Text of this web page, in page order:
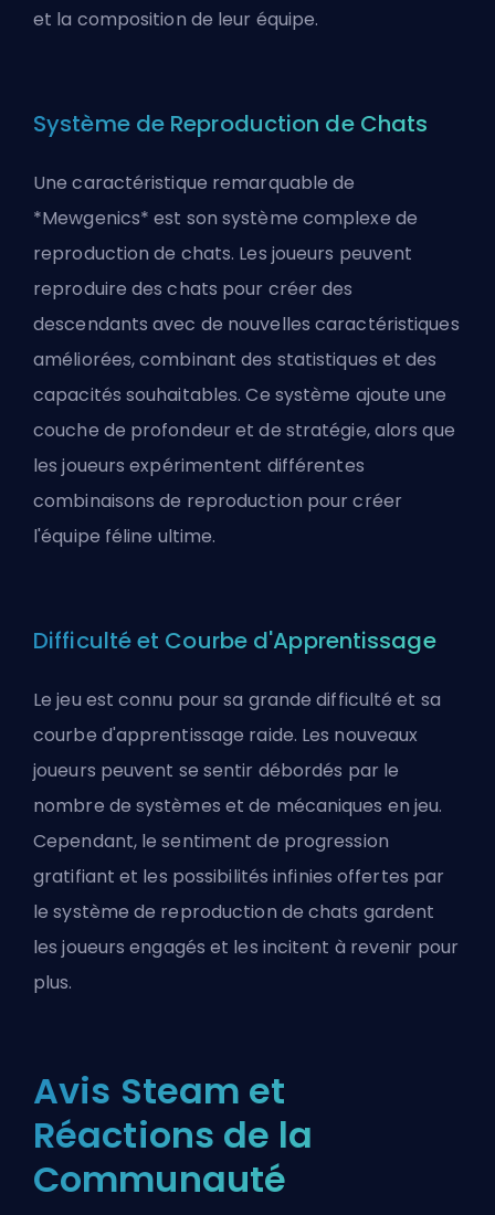
et la composition de leur équipe.
Système de Reproduction de Chats
Une caractéristique remarquable de
*Mewgenics* est son système complexe de
reproduction de chats. Les joueurs peuvent
reproduire des chats pour créer des
descendants avec de nouvelles caractéristiques
améliorées, combinant des statistiques et des
capacités souhaitables. Ce système ajoute une
couche de profondeur et de stratégie, alors que
les joueurs expérimentent différentes
combinaisons de reproduction pour créer
l'équipe féline ultime.
Difficulté et Courbe d'Apprentissage
Le jeu est connu pour sa grande difficulté et sa
courbe d'apprentissage raide. Les nouveaux
joueurs peuvent se sentir débordés par le
nombre de systèmes et de mécaniques en jeu.
Cependant, le sentiment de progression
gratifiant et les possibilités infinies offertes par
le système de reproduction de chats gardent
les joueurs engagés et les incitent à revenir pour
plus.
Avis Steam et
Réactions de la
Communauté